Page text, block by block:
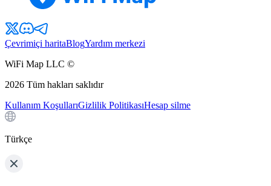
Çevrimiçi haritaBlogYardım merkezi
WiFi Map LLC ©
2026 Tüm hakları saklıdır
Kullanım KoşullarıGizlilik PolitikasıHesap silme
Türkçe